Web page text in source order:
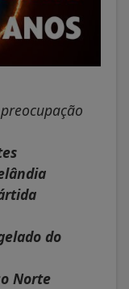
do
Norte